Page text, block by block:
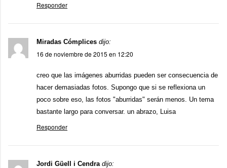
Responder
Miradas Cómplices dijo:
16 de noviembre de 2015 en 12:20
creo que las imágenes aburridas pueden ser consecuencia de
hacer demasiadas fotos. Supongo que si se reflexiona un
poco sobre eso, las fotos "aburridas" serán menos. Un tema
bastante largo para conversar. un abrazo, Luisa
Responder
Jordi Güell i Cendra dijo: